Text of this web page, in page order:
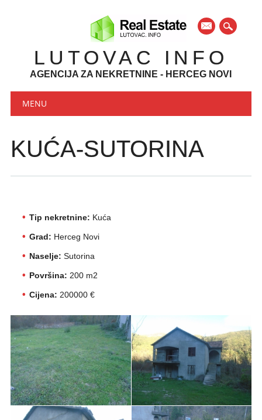
mail
LUTOVAC INFO
AGENCIJA ZA NEKRETNINE - HERCEG NOVI
Main menu
MENU
KUĆA-SUTORINA
Tip nekretnine: Kuća
Grad: Herceg Novi
Naselje: Sutorina
Površina: 200 m2
Cijena: 200000 €